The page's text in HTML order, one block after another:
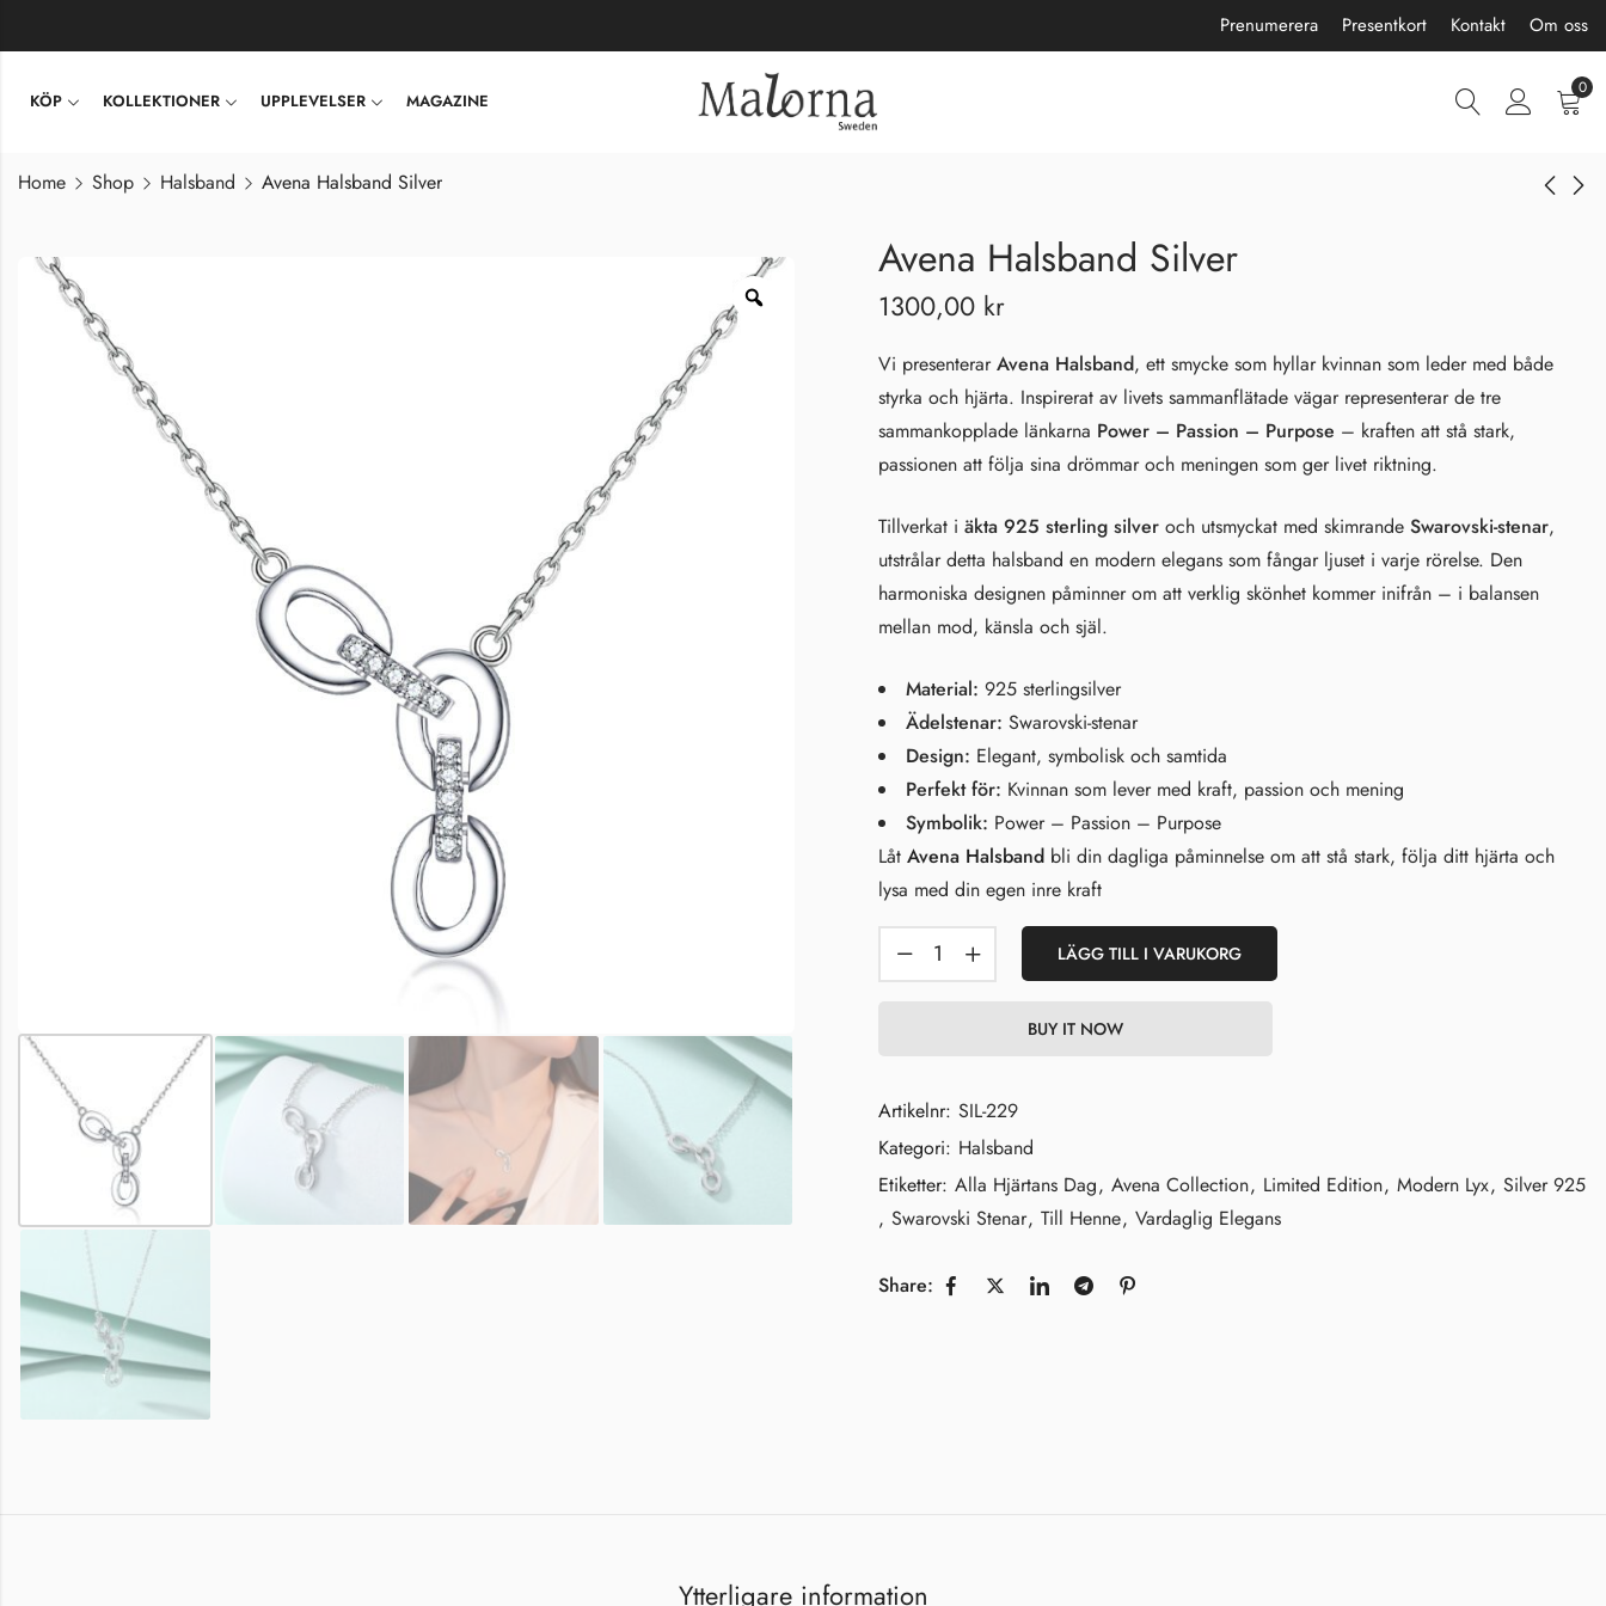
Prenumerera Presentkort Kontakt Om oss
KÖP KOLLEKTIONER UPPLEVELSER MAGAZINE
0
Home Shop Halsband Avena Halsband Silver
Avena Halsband Silver
1300,00 kr
Vi presenterarAvena Halsband, ett smycke som hyllar kvinnan som leder med både
styrka och hjärta. Inspirerat av livets sammanflätade vägar representerar de tre
sammankopplade länkarna Power – Passion – Purpose – kraften att stå stark,
passionen att följa sina drömmar och meningen som ger livet riktning.
Tillverkat i äkta 925 sterling silver och utsmyckat med skimrande Swarovski-stenar,
utstrålar detta halsband en modern elegans som fångar ljuset i varje rörelse. Den
harmoniska designen påminner om att verklig skönhet kommer inifrån – i balansen
mellan mod, känsla och själ.
Material: 925 sterlingsilver
Ädelstenar: Swarovski-stenar
Design: Elegant, symbolisk och samtida
Perfekt för: Kvinnan som lever med kraft, passion och mening
Symbolik: Power – Passion – Purpose
Låt Avena Halsband bli din dagliga påminnelse om att stå stark, följa ditt hjärta och
lysa med din egen inre kraft
LÄGG TILL I VARUKORG
BUY IT NOW
Artikelnr: SIL-229
Kategori: Halsband
Etiketter: Alla Hjärtans Dag, Avena Collection, Limited Edition, Modern Lyx, Silver 925
, Swarovski Stenar, Till Henne, Vardaglig Elegans
Share:
Ytterligare information